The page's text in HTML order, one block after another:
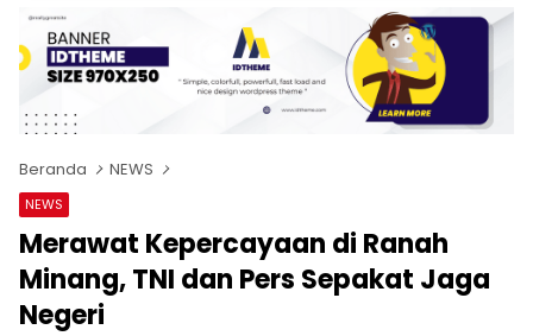
Beranda NEWS
NEWS
Merawat Kepercayaan di Ranah
Minang, TNI dan Pers Sepakat Jaga
Negeri